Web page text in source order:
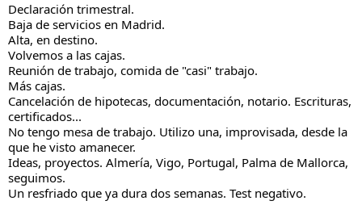
Declaración trimestral.
Baja de servicios en Madrid.
Alta, en destino.
Volvemos a las cajas.
Reunión de trabajo, comida de "casi" trabajo.
Más cajas.
Cancelación de hipotecas, documentación, notario. Escrituras,
certificados...
No tengo mesa de trabajo. Utilizo una, improvisada, desde la
que he visto amanecer.
Ideas, proyectos. Almería, Vigo, Portugal, Palma de Mallorca,
seguimos.
Un resfriado que ya dura dos semanas. Test negativo.